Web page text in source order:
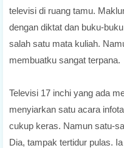
televisi di ruang tamu.
dengan diktat dan buku-
salah satu mata kuliah.
membuatku sangat terpana.
Televisi 17 inchi yang ada
menyiarkan satu acara
cukup keras. Namun satu-
Dia, tampak tertidur pulas.